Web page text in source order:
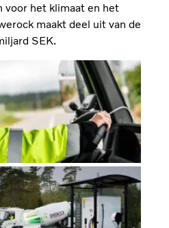
voor het klimaat en het
maakt deel uit van de
SEK.